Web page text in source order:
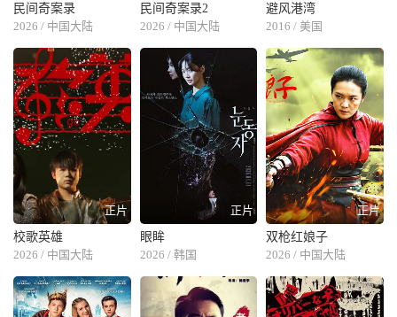
民间奇案录
2026 / 中国大陆
民间奇案录2
2026 / 中国大陆
避风港湾
2016 / 美国
正片
校歌英雄
2026 / 中国大陆
正片
眼眸
2026 / 韩国
正片
双枪红娘子
2026 / 中国大陆